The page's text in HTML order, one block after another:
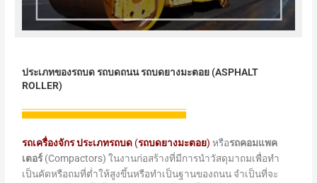
ประเภทของรถบด รถบดถนน รถบดยางมะตอย (ASPHALT
ROLLER)
รถเครื่องจักร ประเภทรถบด (รถบดยางมะตอย) หรือรถคอมแพค
เตอร์(Compactors) ในงานก่อสร้างที่มีการนำวัสดุมาถมเพื่อทำ
เป็นคัดหรือถมที่ต่ำให้สูงขึ้นหรือทำเป็นฐานของถนน จำเป็นที่จะ